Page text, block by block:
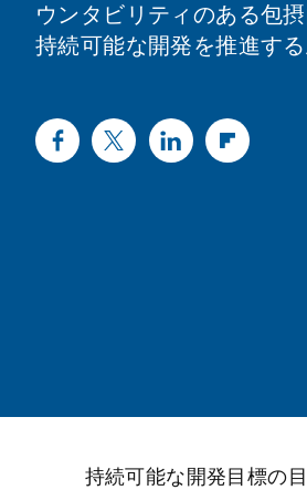
ウンタビリティのある包
持続可能な開発を推進す
持続可能な開発目標の